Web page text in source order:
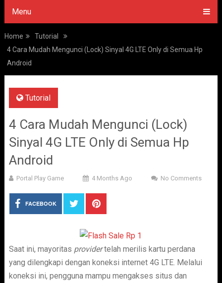
Menu
Home
Tutorial
4 Cara Mudah Mengunci (Lock) Sinyal 4G LTE Only di Semua Hp
Android
Tutorial
4 Cara Mudah Mengunci (Lock)
Sinyal 4G LTE Only di Semua Hp
Android
Portal Play Game 4 Months Ago No Comments
FACEBOOK
Saat ini, mayoritas providertelah merilis kartu perdana
yang dilengkapi dengan koneksi internet 4G LTE. Melalui
koneksi ini, pengguna mampu mengakses situs dan